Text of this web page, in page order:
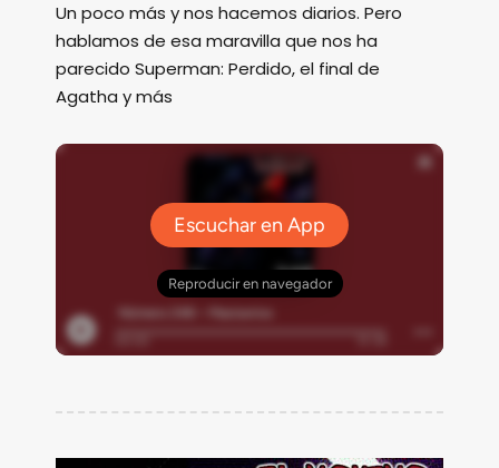
Un poco más y nos hacemos diarios. Pero
hablamos de esa maravilla que nos ha
parecido Superman: Perdido, el final de
Agatha y más